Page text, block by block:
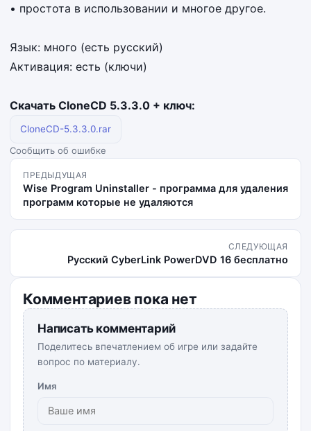
• простота в использовании и многое другое.
Язык: много (есть русский)
Активация: есть (ключи)
Скачать CloneCD 5.3.3.0 + ключ:
CloneCD-5.3.3.0.rar
Сообщить об ошибке
ПРЕДЫДУЩАЯ
Wise Program Uninstaller - программа для удаления
программ которые не удаляются
СЛЕДУЮЩАЯ
Русский CyberLink PowerDVD 16 бесплатно
Комментариев пока нет
Написать комментарий
Поделитесь впечатлением об игре или задайте
вопрос по материалу.
Имя